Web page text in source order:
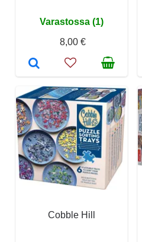
Varastossa (1)
8,00 €
Cobble Hill